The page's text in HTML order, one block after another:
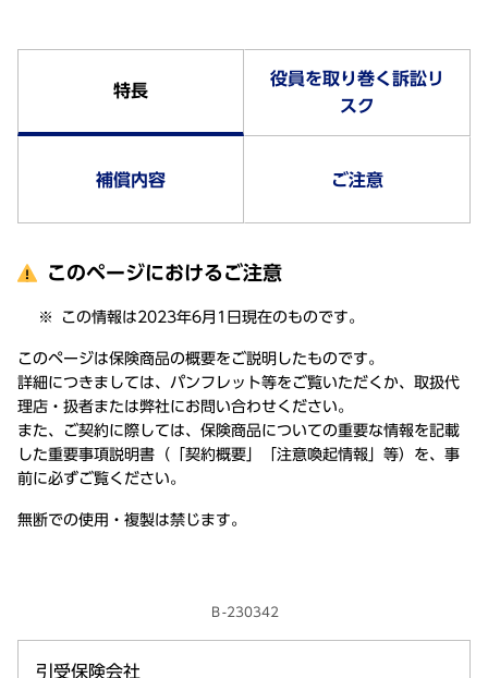
特長
役員を取り巻く訴訟リ
スク
補償内容 ご注意
このページにおけるご注意
この情報は2023年6月1日現在のものです。
このページは保険商品の概要をご説明したものです。
詳細につきましては、パンフレット等をご覧いただくか、取扱代
理店・扱者または弊社にお問い合わせください。
また、ご契約に際しては、保険商品についての重要な情報を記載
した重要事項説明書（「契約概要」「注意喚起情報」等）を、事
前に必ずご覧ください。
無断での使用・複製は禁じます。
Ｂ-230342
引受保険会社